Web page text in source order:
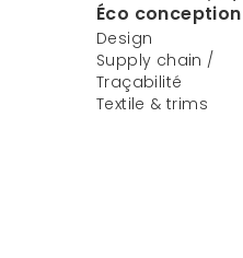
Éco conception
Design
Supply chain /
Traçabilité
Textile & trims